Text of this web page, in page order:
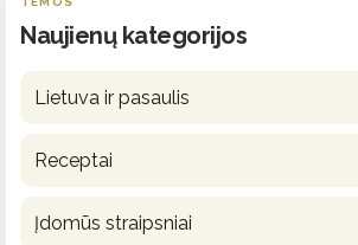
Naujienų kategorijos
Lietuva ir pasaulis
Receptai
Įdomūs straipsniai